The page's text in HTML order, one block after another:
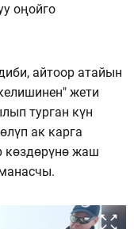
оңойго
айтоор атайын
жети
турган күн
ак карга
көздөрүнө жаш